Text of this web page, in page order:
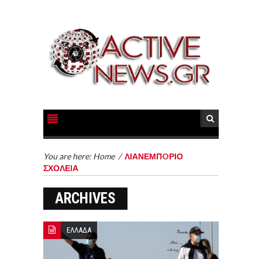
You are here: Home /ΛΙΑΝΕΜΠOΡΙΟ
ΣΧΟΛΕIΑ
ARCHIVES
ΕΛΛΑΔΑ